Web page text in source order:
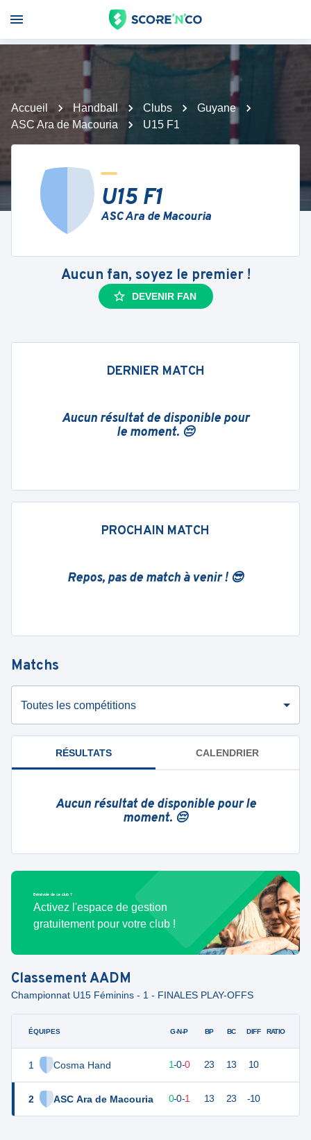
Accueil Handball Clubs
Guyane
ASC Ara de Macouria
U15 F1
U15 F1
ASC Ara de Macouria
Aucun fan, soyez le premier !
DEVENIR FAN
DERNIER MATCH
Aucun résultat de disponible pour
le moment. 😔
PROCHAIN MATCH
Repos, pas de match à venir ! 😎
Matchs
Toutes les compétitions
RÉSULTATS CALENDRIER
Aucun résultat de disponible pour le
moment. 😔
Bénévole de ce club ?
Activez l'espace de gestion
gratuitement pour votre club !
ClassementAADM
Championnat U15 Féminins - 1 - FINALES PLAY-OFFS
ÉQUIPES
1 Cosma Hand
2 ASC Ara de Macouria
G-N-P BP BC DIFF RATIO
1-0-0 23 13 10
1 1 0-0-1 13 23 -10